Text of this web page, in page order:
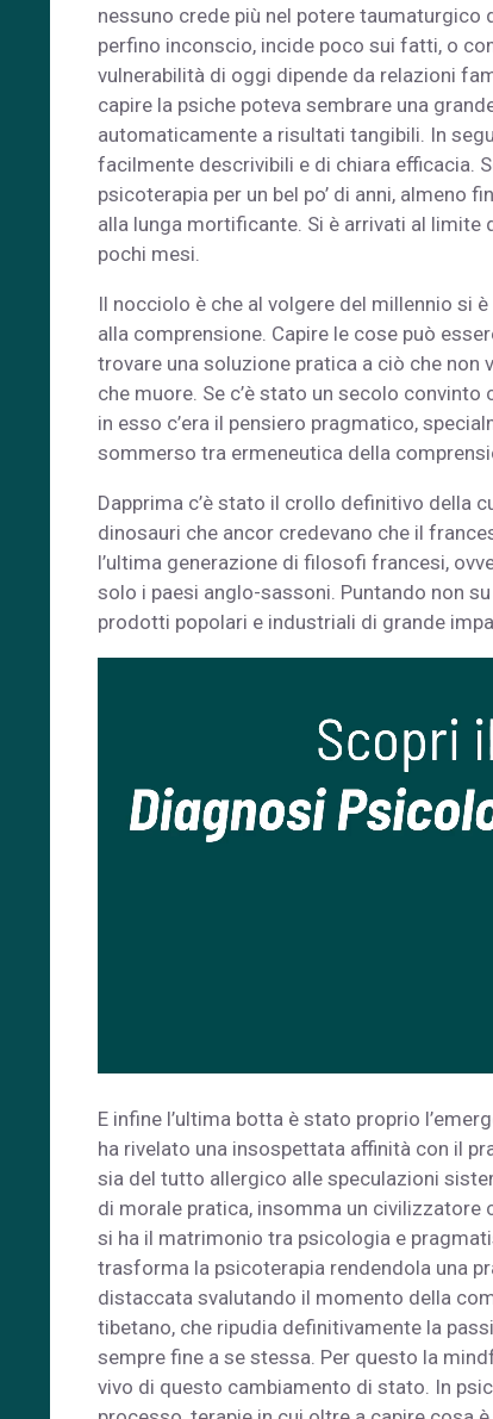
nessuno crede più nel potere taumaturgico
perfino inconscio, incide poco sui fatti, o
vulnerabilità di oggi dipende da relazioni
capire la psiche poteva sembrare una
automaticamente a risultati tangibili. In
facilmente descrivibili e di chiara efficacia.
psicoterapia per un bel po’ di anni, almeno
alla lunga mortificante. Si è arrivati al limite
pochi mesi.
Il nocciolo è che al volgere del millennio si
alla comprensione. Capire le cose può
trovare una soluzione pratica a ciò che non
che muore. Se c’è stato un secolo
in esso c’era il pensiero pragmatico,
sommerso tra ermeneutica della
Dapprima c’è stato il crollo definitivo della
dinosauri che ancor credevano che il
l’ultima generazione di filosofi francesi,
solo i paesi anglo-sassoni. Puntando non
prodotti popolari e industriali di grande
E infine l’ultima botta è stato proprio
ha rivelato una insospettata affinità con il
sia del tutto allergico alle speculazioni
di morale pratica, insomma un civilizzatore
si ha il matrimonio tra psicologia e
trasforma la psicoterapia rendendola una
distaccata svalutando il momento della
tibetano, che ripudia definitivamente la
sempre fine a se stessa. Per questo la
vivo di questo cambiamento di stato. In